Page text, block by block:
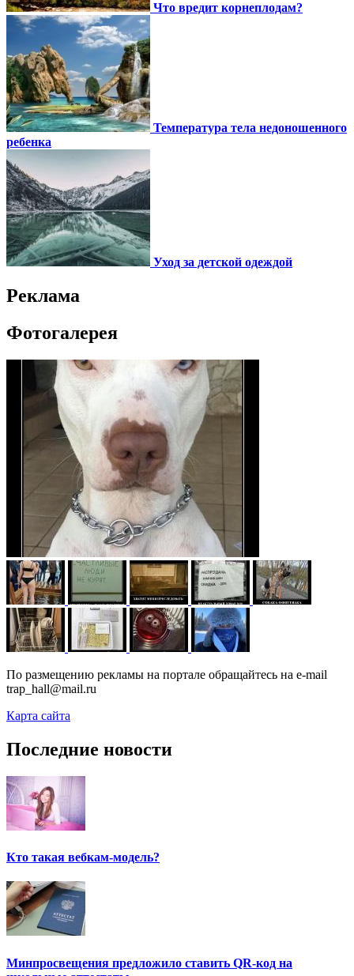
Что вредит корнеплодам?
Температура тела недоношенного
ребенка
Уход за детской одеждой
Реклама
Фотогалерея
По размещению рекламы на портале обращайтесь на e-mail
trap_hall@mail.ru
Карта сайта
Последние новости
Кто такая вебкам-модель?
Минпросвещения предложило ставить QR-код на